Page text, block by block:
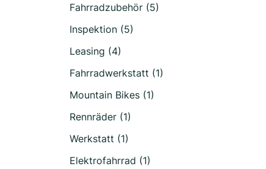
Fahrradzubehör (5)
Inspektion (5)
Leasing (4)
Fahrradwerkstatt (1)
Mountain Bikes (1)
Rennräder (1)
Werkstatt (1)
Elektrofahrrad (1)